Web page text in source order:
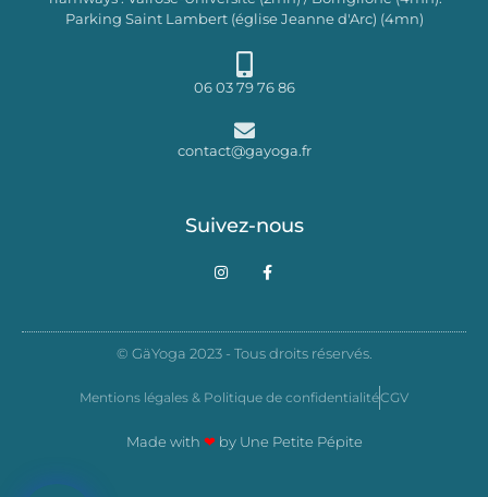
Parking Saint Lambert (église Jeanne d'Arc) (4mn)
06 03 79 76 86
contact@gayoga.fr
Suivez-nous
I
n
r
F
a
o
f
© GäYoga 2023 - Tous droits réservés.
Mentions légales & Politique de confidentialitéCGV
Made with ❤ by Une Petite Pépite